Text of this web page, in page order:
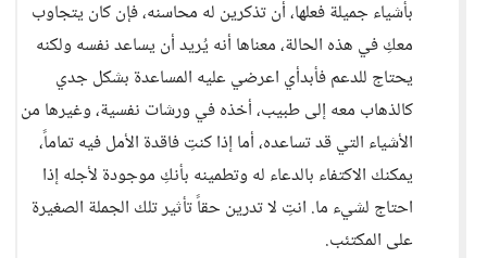
بأشياء جميلة فعلها، أن تذكرين له محاسنه، فإن كان يتجاوب
معكِ في هذه الحالة، معناها أنه يُريد أن يساعد نفسه ولكنه
يحتاج للدعم فأبدأي اعرضي عليه المساعدة بشكل جدي
كالذهاب معه إلى طبيب، أخذه في ورشات نفسية، وغيرها من
الأشياء التي قد تساعده، أما إذا كنتِ فاقدة الأمل فيه تماماً،
يمكنك الاكتفاء بالدعاء له وتطمينه بأنكِ موجودة لأجله إذا
احتاج لشيء ما. انتِ لا تدرين حقاً تأثير تلك الجملة الصغيرة
على المكتئب.